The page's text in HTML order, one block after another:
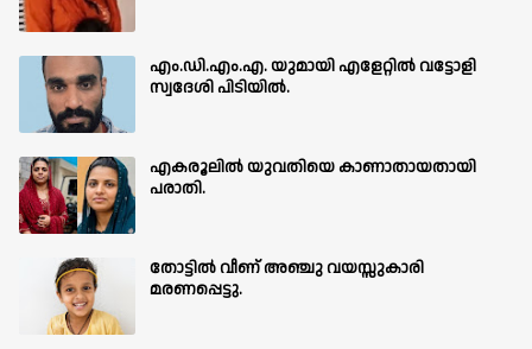
എം.ഡി.എം.എ. യുമായി എളേറ്റിൽ വട്ടോളി
സ്വദേശി പിടിയിൽ.
എകരൂലിൽ യുവതിയെ കാണാതായതായി
പരാതി.
തോട്ടിൽ വീണ് അഞ്ചു വയസ്സുകാരി
മരണപ്പെട്ടു.